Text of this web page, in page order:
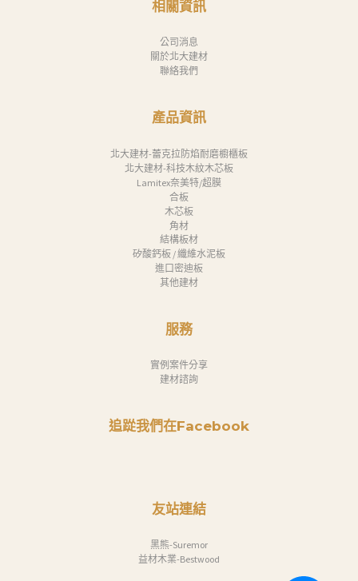
相關資訊
公司消息
關於北大建材
聯絡我們
產品資訊
北大建材-蕾克拉防焰耐磨櫥櫃板
北大建材-科技木紋木芯板
Lamitex奈美特/超膜
合板
木芯板
角材
結構板材
矽酸鈣板 / 纖維水泥板
進口密迪板
其他建材
服務
實例案件分享
建材諮詢
追踨我們在Facebook
友站連結
黑熊-Suremor
益材木業-Bestwood